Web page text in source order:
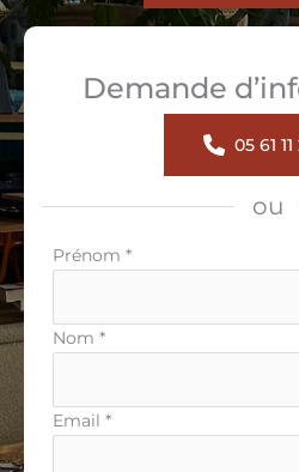
Demande
05 61 11
ou
Formulaire
téléphone
Prénom *
Nom *
Email *